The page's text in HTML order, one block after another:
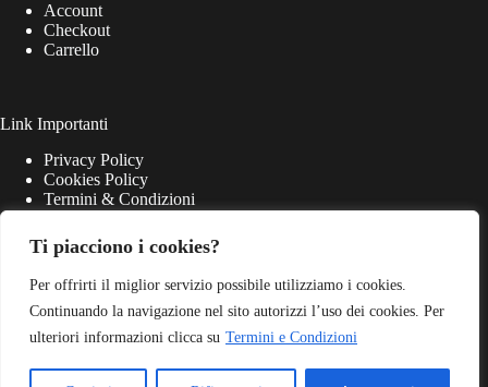
Ti piacciono i cookies?
Per offrirti il miglior servizio possibile utilizziamo i cookies.
Continuando la navigazione nel sito autorizzi l’uso dei cookies. Per
ulteriori informazioni clicca su Termini e Condizioni
Account
Checkout
Carrello
Link Importanti
Privacy Policy
Cookies Policy
Termini & Condizioni